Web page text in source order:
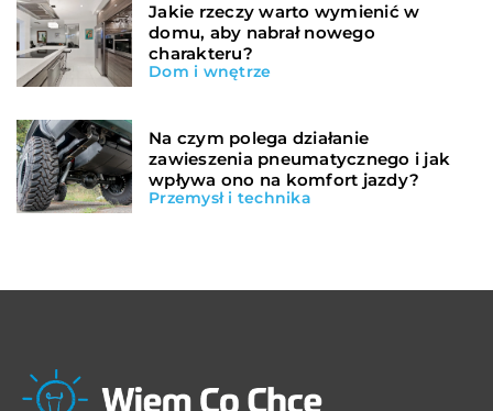
Jakie rzeczy warto wymienić w
domu, aby nabrał nowego
charakteru?
Dom i wnętrze
Na czym polega działanie
zawieszenia pneumatycznego i jak
wpływa ono na komfort jazdy?
Przemysł i technika